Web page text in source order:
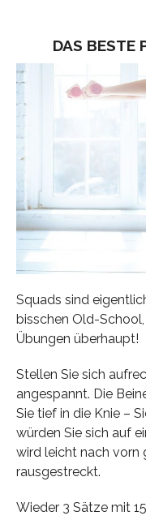
DAS BESTE
Squads sind
bisschen Old-
Übungen überhaupt!
Stellen Sie sich
angespannt. Die
Sie tief in die Knie –
würden Sie sich auf
wird leicht nach vorn
rausgestreckt.
Wieder 3 Sätze mit